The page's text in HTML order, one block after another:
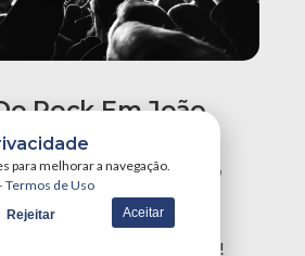
Rock Em João
Um Dos
De Semana Do
em João Pessoa tá destruidora!
para melhorar a navegação.
Termos de Uso
Rejeitar Aceitar